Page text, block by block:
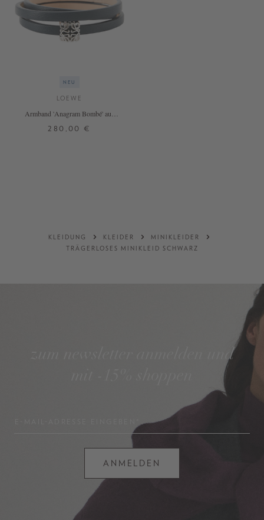
NEU
LOEWE
Armband 'Anagram Bombé' aus
280,00 €
KLEIDUNG KLEIDER
MINIKLEIDER
TRÄGERLOSES MINIKLEID SCHWARZ
zum newsletter anmelden und
ANMELDEN